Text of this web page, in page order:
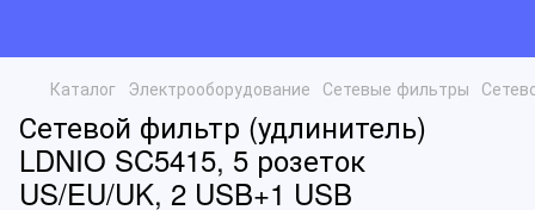
Каталог Электрооборудование Сетевые фильтры
Сетевой фильтр (удлинитель)
LDNIO SC5415, 5 розеток
US/EU/UK, 2 USB+1 USB